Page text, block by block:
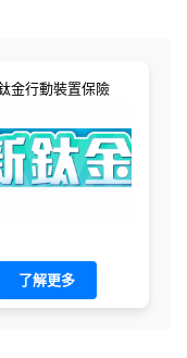
金行動裝置保險
了解更多